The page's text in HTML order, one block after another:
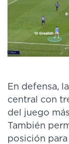
En defensa,
central con
del juego
También
posición para